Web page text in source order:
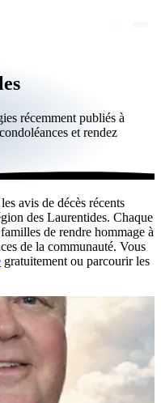
avis
récemment publiés à
et rendez
avis de décès récents
des Laurentides. Chaque
de rendre hommage à
de la communauté. Vous
gratuitement ou parcourir les